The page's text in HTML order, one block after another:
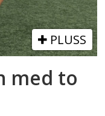
PLUSS
med to